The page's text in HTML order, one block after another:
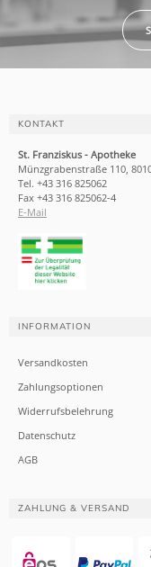
KONTAKT
St. Franziskus - Apotheke
Münzgrabenstraße 110,
Tel. +43 316 825062
Fax +43 316 825062-4
E-Mail
INFORMATION
Versandkosten
Zahlungsoptionen
Widerrufsbelehrung
Datenschutz
AGB
ZAHLUNG & VERSAND